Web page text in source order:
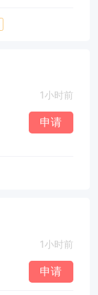
1小时前
申请
1小时前
申请